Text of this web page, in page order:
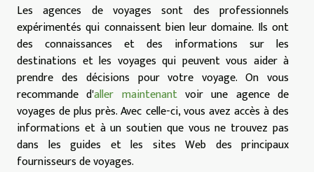
Les agences de voyages sont des professionnels
expérimentés qui connaissent bien leur domaine. Ils ont
des connaissances et des informations sur les
destinations et les voyages qui peuvent vous aider à
prendre des décisions pour votre voyage. On vous
recommande d'aller maintenantvoir une agence de
voyages de plus près. Avec celle-ci, vous avez accès à des
informations et à un soutien que vous ne trouvez pas
dans les guides et les sites Web des principaux
fournisseurs de voyages.